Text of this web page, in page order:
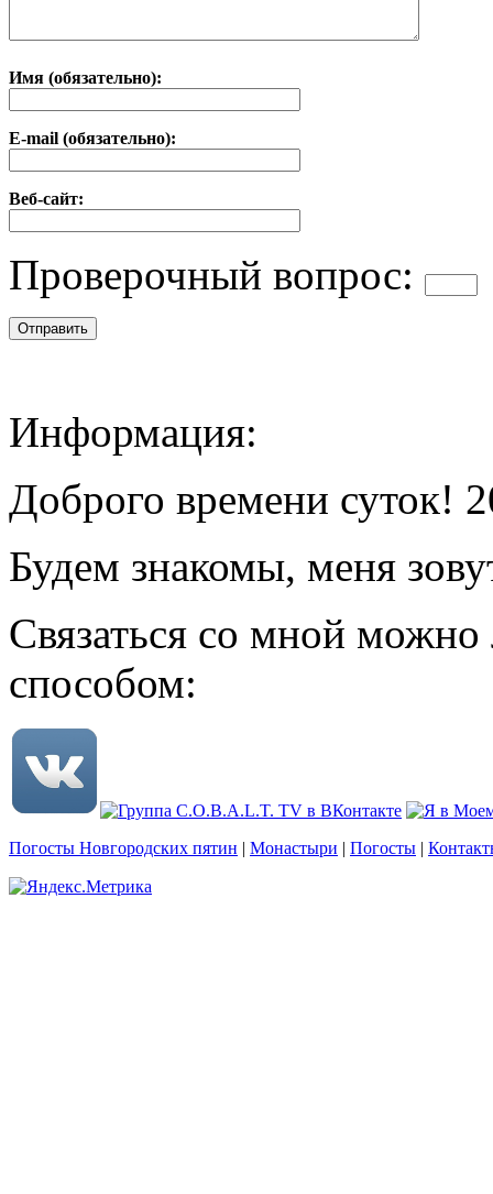
Имя (обязательно):
E-mail (обязательно):
Веб-сайт:
Проверочный вопрос:
Информация:
Доброго времени суток!
Будем знакомы, меня
Связаться со мной
способом:
Погосты Новгородских пятин | Монастыри | Погосты |